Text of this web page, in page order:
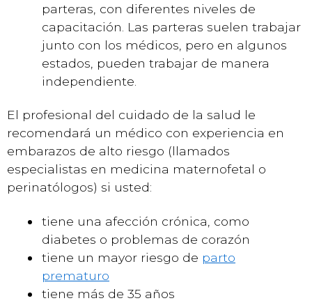
parteras, con diferentes niveles de
capacitación. Las parteras suelen trabajar
junto con los médicos, pero en algunos
estados, pueden trabajar de manera
independiente.
El profesional del cuidado de la salud le
recomendará un médico con experiencia en
embarazos de alto riesgo (llamados
especialistas en medicina maternofetal o
perinatólogos) si usted:
tiene una afección crónica, como
diabetes o problemas de corazón
tiene un mayor riesgo de parto
prematuro
tiene más de 35 años